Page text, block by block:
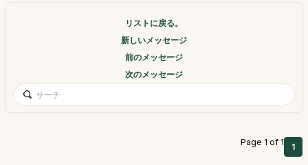
リストに戻る。
新しいメッセージ
前のメッセージ
次のメッセージ
Page 1 of 1 1